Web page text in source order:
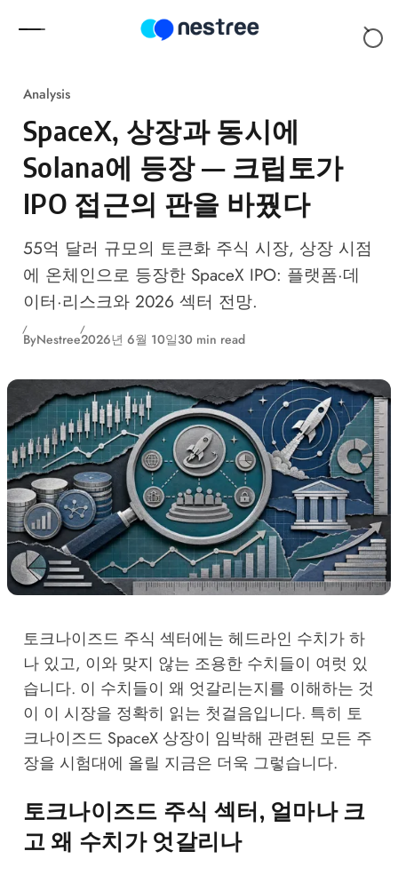
Analysis
SpaceX, 상장과 동시에
Solana에 등장 — 크립토가
IPO 접근의 판을 바꿨다
55억 달러 규모의 토큰화 주식 시장, 상장 시점
에 온체인으로 등장한 SpaceX IPO: 플랫폼·데
이터·리스크와 2026 섹터 전망.
ByNestree2026년 6월 10일30 min read
토크나이즈드 주식 섹터에는 헤드라인 수치가 하
나 있고, 이와 맞지 않는 조용한 수치들이 여럿 있
습니다. 이 수치들이 왜 엇갈리는지를 이해하는 것
이 이 시장을 정확히 읽는 첫걸음입니다. 특히 토
크나이즈드 SpaceX 상장이 임박해 관련된 모든 주
장을 시험대에 올릴 지금은 더욱 그렇습니다.
토크나이즈드 주식 섹터, 얼마나 크
고 왜 수치가 엇갈리나